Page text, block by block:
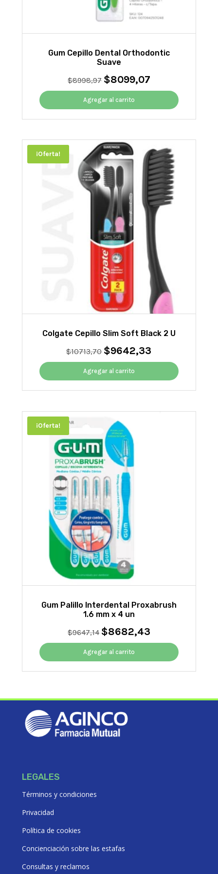
Gum Cepillo Dental Orthodontic
Suave
$8998,97 El
precio
original
era:
$8998,97.
$8099,07El
precio
es:
$8099,07.
Agregar al carrito
¡Oferta!
Colgate Cepillo Slim Soft Black 2 U
$10713,70 El
precio
original
era:
$10713,70.
$9642,33
precio
es:
$9642,33.
Agregar al carrito
¡Oferta!
Gum Palillo Interdental Proxabrush
1.6 mm x 4 un
$9647,14 El
precio
original
era:
$9647,14.
$8682,43El
precio
es:
$8682,43.
Agregar al carrito
LEGALES
Términos y condiciones
Privacidad
Política de cookies
Concienciación sobre las estafas
Consultas y reclamos